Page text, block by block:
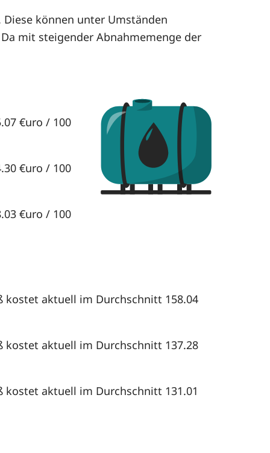
können unter Umständen
mit steigender Abnahmemenge der
€uro / 100
€uro / 100
€uro / 100
kostet aktuell im Durchschnitt 158.04
kostet aktuell im Durchschnitt 137.28
kostet aktuell im Durchschnitt 131.01